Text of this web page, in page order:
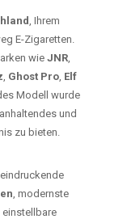
, Ihrem
E-Zigaretten.
wie JNR,
, Ghost Pro, Elf
Modell wurde
und
zu bieten.
, modernste
einstellbare